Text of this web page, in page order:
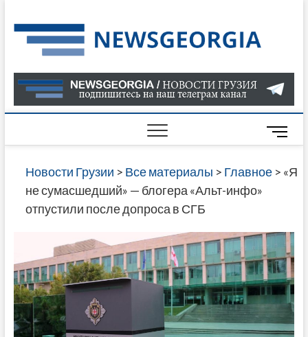
to
content
О
В
ГРУЗИИ
САЙТЕ
M
e
n
t
t
o
n
Новости Грузии > Все материалы > Главное> «Я
не сумасшедший» — блогера «Альт-инфо»
отпустили после допроса в СГБ